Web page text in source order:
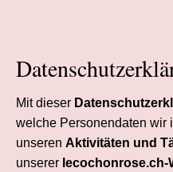
Mit dieser
welche Personendaten wir
unseren Aktivitäten und
unserer lecochonrose.ch-